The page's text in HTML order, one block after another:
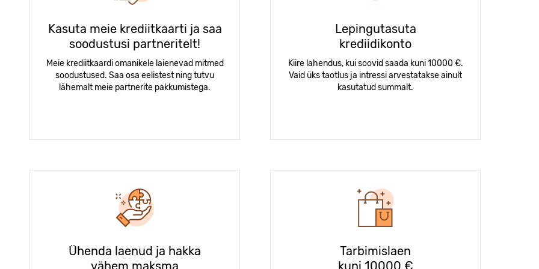
Kasuta meie krediitkaarti ja saa
soodustusi partneritelt!
Meie krediitkaardi omanikele laienevad mitmed
soodustused. Saa osa eelistest ning tutvu
lähemalt meie partnerite pakkumistega.
Lepingutasuta
krediidikonto
Kiire lahendus, kui soovid saada kuni 10000 €.
Vaid üks taotlus ja intressi arvestatakse ainult
kasutatud summalt.
Ühenda laenud ja hakka
vähem maksma
Tarbimislaen
kuni 10000 €